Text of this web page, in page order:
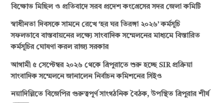
বিক্ষোভ মিছিল ও প্রতিবাদে সরব প্রদেশ কংগ্রেসের সদর জেলা কমিটি
স্বাধীনতা দিবসকে সামনে রেখে ‘হর ঘর তিরঙ্গা ২০২৬’ কর্মসূচি
সফলভাবে বাস্তবায়নের লক্ষ্যে সাংবাদিক সম্মেলনের মাধ্যমে বিস্তারিত
কর্মসূচির ঘোষণা করল রাজ্য সরকার
আগামী ৫ সেপ্টেম্বর ২০২৬ থেকে ত্রিপুরাতে শুরু হচ্ছে SIR প্রক্রিয়া
সাংবাদিক সম্মেলনে জানালেন নির্বাচন কমিশনের সিইও
নয়াদিল্লিতে বিজেপির গুরুত্বপূর্ণ সাংগঠনিক বৈঠক, উপস্থিত ত্রিপুরার শীর্ষ